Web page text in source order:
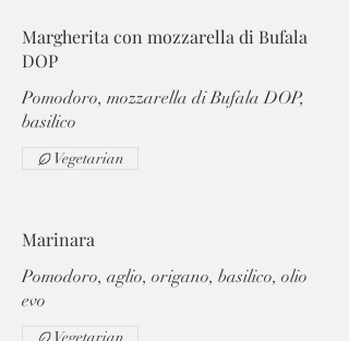
Margherita con mozzarella di Bufala
DOP
Pomodoro, mozzarella di Bufala DOP,
basilico
Vegetarian
Marinara
Pomodoro, aglio, origano, basilico, olio
evo
Vegetarian